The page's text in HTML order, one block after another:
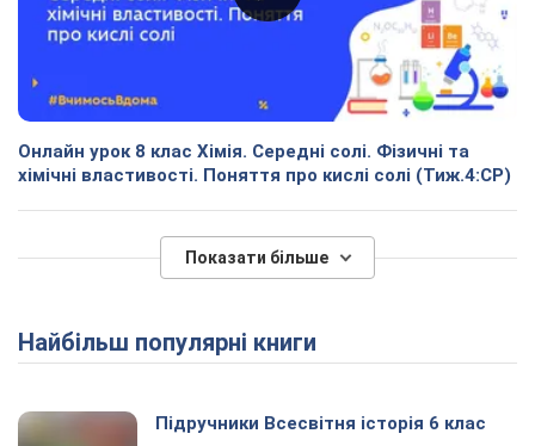
Онлайн урок 8 клас Хімія. Середні солі. Фізичні та
хімічні властивості. Поняття про кислі солі (Тиж.4:СР)
Показати більше
Найбільш популярні книги
Підручники Всесвітня історія 6 клас